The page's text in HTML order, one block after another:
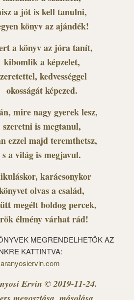
a jót is kell tanulni,
könyv az ajándék!
a könyv az jóra tanít,
kibomlik a képzelet,
kedvességgel
okosságát képezed.
mire nagy gyerek lesz,
szeretni is megtanul,
ezzel majd teremthetsz,
s a világ is megjavul.
karácsonykor
olvas a család,
megélt boldog percek,
élmény várhat rád!
MEGRENDELHETŐK AZ
KATTINTVA:
Ervin © 2019-11-24.